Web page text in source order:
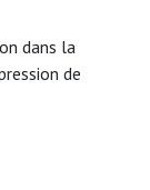
dans la
de